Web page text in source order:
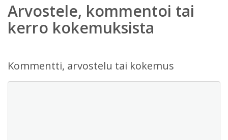
Arvostele, kommentoi tai
kerro kokemuksista
Kommentti, arvostelu tai kokemus